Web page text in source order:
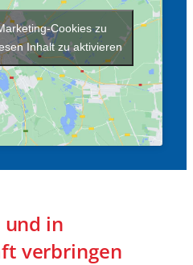
Cookies zu
Inhalt zu aktivieren
in
verbringen